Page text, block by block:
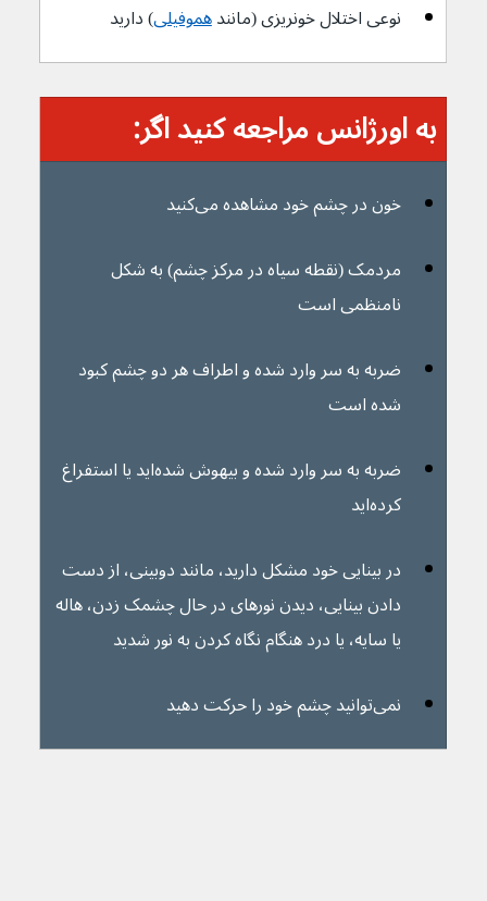
نوعی اختلال خونریزی (مانند هموفیلی) دارید
به اورژانس مراجعه کنید اگر:
خون در چشم خود مشاهده می‌کنید
مردمک (نقطه سیاه در مرکز چشم) به شکل
نامنظمی است
ضربه به سر وارد شده و اطراف هر دو چشم کبود
شده است
ضربه به سر وارد شده و بیهوش شده‌اید یا استفراغ
کرده‌اید
در بینایی خود مشکل دارید، مانند دوبینی، از دست
دادن بینایی، دیدن نورهای در حال چشمک زدن، هاله
یا سایه، یا درد هنگام نگاه کردن به نور شدید
نمی‌توانید چشم خود را حرکت دهید